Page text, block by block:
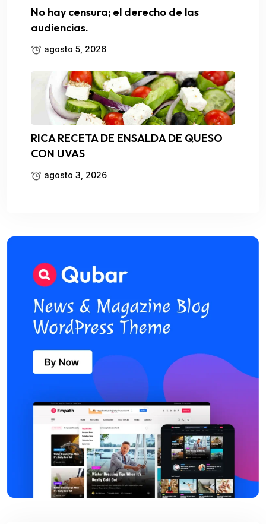
No hay censura; el derecho de las
audiencias.
agosto 5, 2026
RICA RECETA DE ENSALDA DE QUESO
CON UVAS
agosto 3, 2026